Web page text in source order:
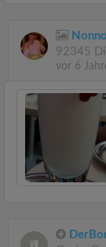
Nonno
92345
vor 6